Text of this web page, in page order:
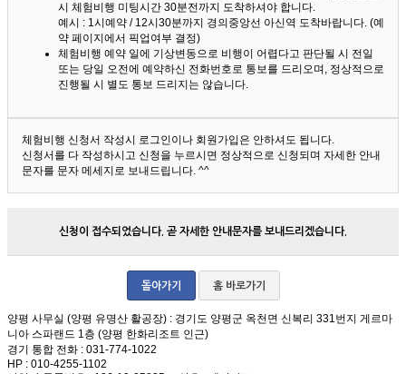
시 체험비행 미팅시간 30분전까지 도착하셔야 합니다.
예시 : 1시예약 / 12시30분까지 경의중앙선 아신역 도착바랍니다. (예
약 페이지에서 픽업여부 결정)
체험비행 예약 일에 기상변동으로 비행이 어렵다고 판단될 시 전일
또는 당일 오전에 예약하신 전화번호로 통보를 드리오며, 정상적으로
진행될 시 별도 통보 드리지는 않습니다.
체험비행 신청서 작성시 로그인이나 회원가입은 안하셔도 됩니다.
신청서를 다 작성하시고 신청을 누르시면 정상적으로 신청되며 자세한 안내
문자를 문자 메세지로 보내드립니다. ^^
신청이 접수되었습니다. 곧 자세한 안내문자를 보내드리겠습니다.
돌아가기 홈 바로가기
양평 사무실 (양평 유명산 활공장) : 경기도 양평군 옥천면 신복리 331번지 게르마
니아 스파랜드 1층 (양평 한화리조트 인근)
경기 통합 전화 : 031-774-1022
HP : 010-4255-1102